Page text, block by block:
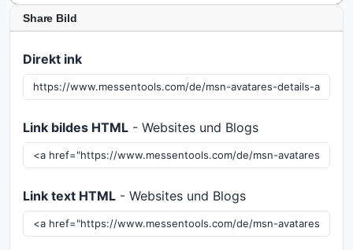
Share Bild
Direkt ink
Link bildes HTML - Websites und Blogs
Link text HTML - Websites und Blogs